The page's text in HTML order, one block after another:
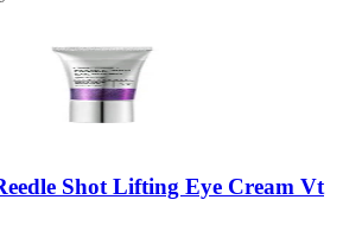
Shot Lifting Eye Cream Vt